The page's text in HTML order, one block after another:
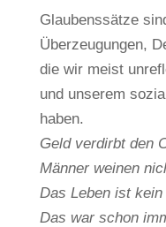
Glaubenssätze
Überzeugungen,
die wir meist
und unserem
haben.
Geld verdirbt den
Männer weinen
Das Leben ist kein
Das war schon